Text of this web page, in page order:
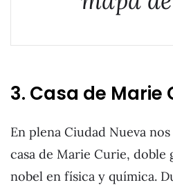
3. Casa de Marie
En plena Ciudad Nueva
casa de Marie Curie, doble
nobel en física y química.